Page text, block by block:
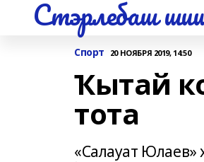
Стэрлебаш
Спорт 20 НОЯБРЯ 2019, 14:50
Ҡытай
тота
«Салауат Юлаев»